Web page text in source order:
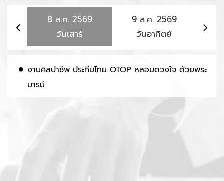
8 ส.ค. 2569
วันเสาร์
9 ส.ค. 2569
วันอาทิตย์
งานศิลปาชีพ ประทีบไทย OTOP หลอมดวงใจ ด้วยพระ
บารมี